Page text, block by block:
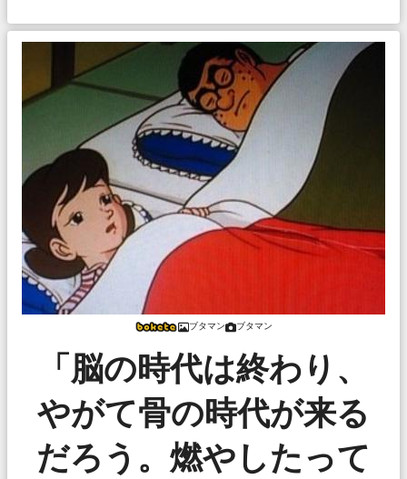
ブタマン ブタマン
「脳の時代は終わり、
やがて骨の時代が来る
だろう。燃やしたって